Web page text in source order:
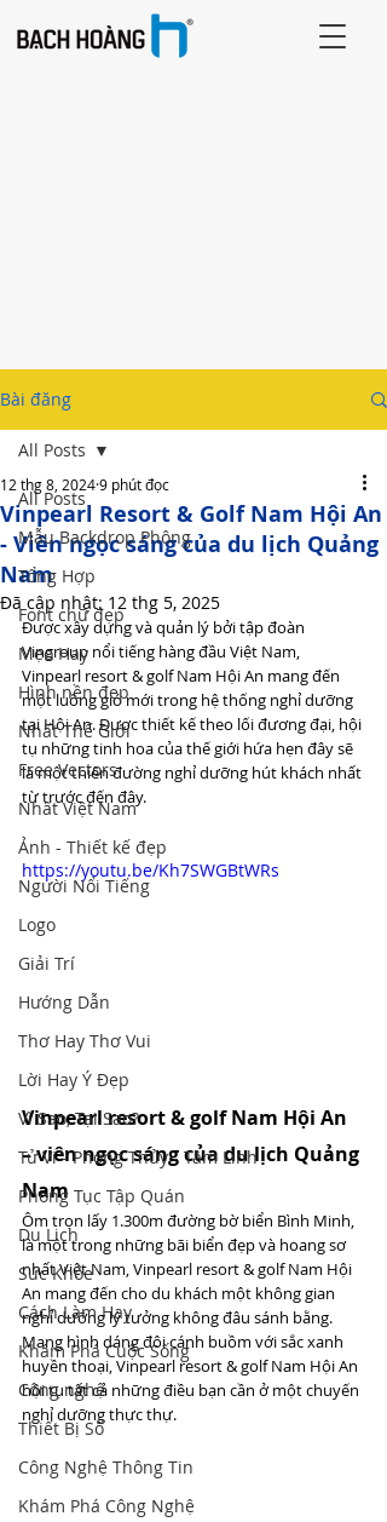
Bài đăng
All Posts
Mẫu Backdrop Phông
Tổng Hợp
Font chữ đẹp
Mẹo Hay
Hình nền đẹp
Nhất Thế Giới
Free Vectors
Nhất Việt Nam
Ảnh - Thiết kế đẹp
Người Nổi Tiếng
Logo
Giải Trí
Hướng Dẫn
Thơ Hay Thơ Vui
Lời Hay Ý Đẹp
Vì Sao, Tại Sao?
Tử Vi - Phong Thủy - Tâm Linh
Phong Tục Tập Quán
Du Lịch
Sức Khỏe
Cách Làm Hay
Khám Phá Cuộc Sống
Công nghệ
Thiết Bị Số
Công Nghệ Thông Tin
Khám Phá Công Nghệ
All Posts
Vinpearl Resort & Golf Nam Hội An
- Viên ngọc sáng của du lịch Quảng
Nam
12 thg 8, 20249 phút đọc
Đã cập nhật: 12 thg 5, 2025
Được xây dựng và quản lý bởi tập đoàn
Vingroup nổi tiếng hàng đầu Việt Nam,
Vinpearl resort & golf Nam Hội An mang đến
một luồng gió mới trong hệ thống nghỉ dưỡng
tại Hội An. Được thiết kế theo lối đương đại, hội
tụ những tinh hoa của thế giới hứa hẹn đây sẽ
là một thiên đường nghỉ dưỡng hút khách nhất
từ trước đến đây.
https://youtu.be/Kh7SWGBtWRs
Vinpearl resort & golf Nam Hội An
– viên ngọc sáng của du lịch Quảng
Nam
Ôm trọn lấy 1.300m đường bờ biển Bình Minh,
là một trong những bãi biển đẹp và hoang sơ
nhất Việt Nam, Vinpearl resort & golf Nam Hội
An mang đến cho du khách một không gian
nghỉ dưỡng lý tưởng không đâu sánh bằng.
Mang hình dáng đôi cánh buồm với sắc xanh
huyền thoại, Vinpearl resort & golf Nam Hội An
hội tụ tất cả những điều bạn cần ở một chuyến
nghỉ dưỡng thực thự.